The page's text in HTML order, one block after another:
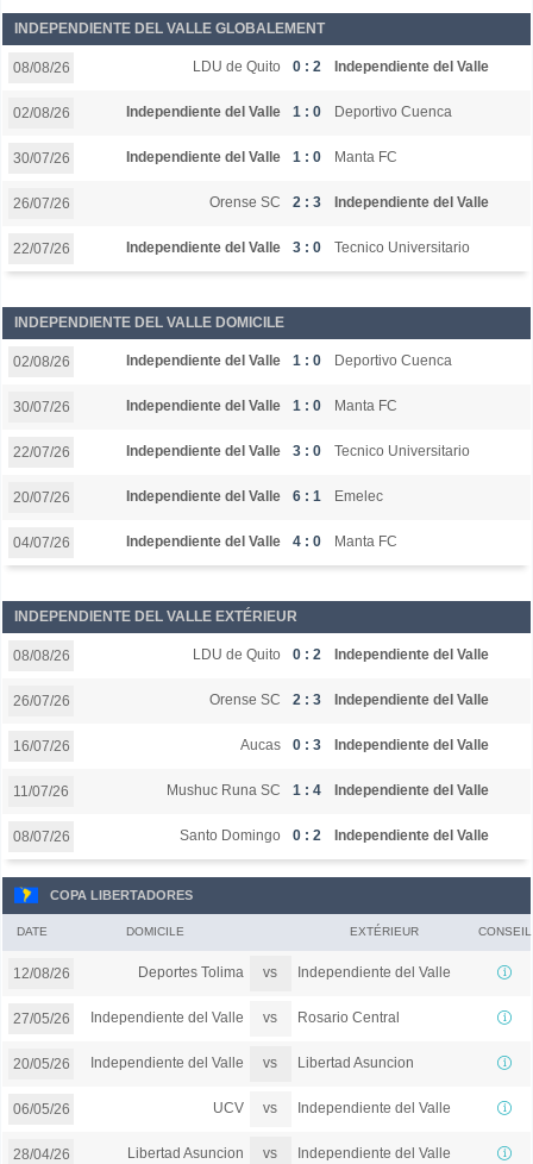
INDEPENDIENTE DEL VALLE GLOBALEMENT
08/08/26 LDU de Quito 0 : 2 Independiente del Valle
02/08/26 Independiente del Valle 1 : 0 Deportivo Cuenca
30/07/26 Independiente del Valle 1 : 0 Manta FC
26/07/26 Orense SC 2 : 3 Independiente del Valle
22/07/26 Independiente del Valle 3 : 0 Tecnico Universitario
INDEPENDIENTE DEL VALLE DOMICILE
02/08/26 Independiente del Valle 1 : 0 Deportivo Cuenca
30/07/26 Independiente del Valle 1 : 0 Manta FC
22/07/26 Independiente del Valle 3 : 0 Tecnico Universitario
20/07/26 Independiente del Valle 6 : 1 Emelec
04/07/26 Independiente del Valle 4 : 0 Manta FC
INDEPENDIENTE DEL VALLE EXTÉRIEUR
08/08/26 LDU de Quito 0 : 2 Independiente del Valle
26/07/26 Orense SC 2 : 3 Independiente del Valle
16/07/26 Aucas 0 : 3 Independiente del Valle
11/07/26 Mushuc Runa SC 1 : 4 Independiente del Valle
08/07/26 Santo Domingo 0 : 2 Independiente del Valle
COPA LIBERTADORES
DATE DOMICILE EXTÉRIEUR CONSEIL
12/08/26 Deportes Tolima vs Independiente del Valle
27/05/26 Independiente del Valle vs Rosario Central
20/05/26 Independiente del Valle vs Libertad Asuncion
06/05/26 UCV vs Independiente del Valle
28/04/26 Libertad Asuncion vs Independiente del Valle